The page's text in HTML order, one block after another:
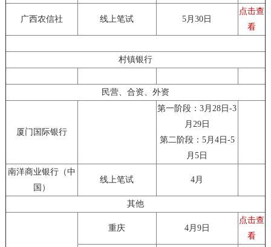
广西农信社 线上笔试 5月30日
点击查
看
村镇银行
民营、合资、外资
厦门国际银行
第一阶段：3月28日-3
月29日
第二阶段：5月4日-5
月5日
南洋商业银行（中
国）
线上笔试 4月
其他
重庆 4月9日
点击查
看